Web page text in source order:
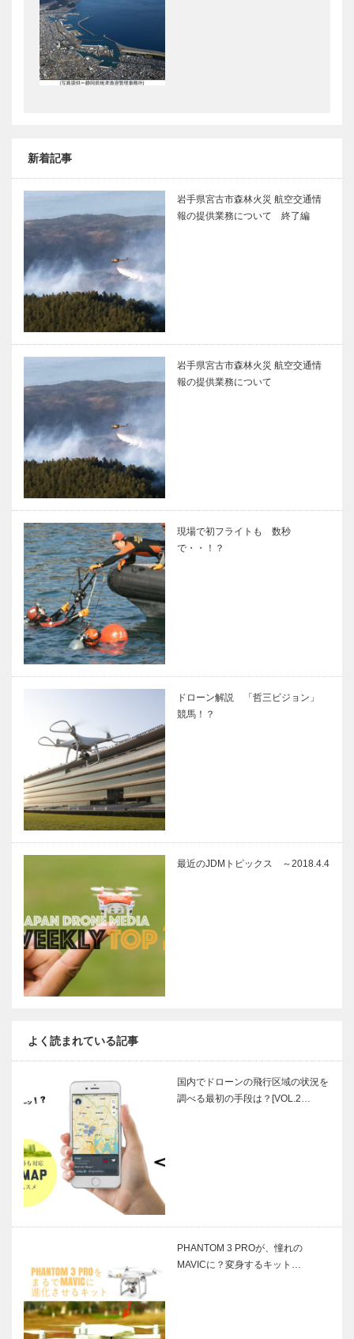
新着記事
岩手県宮古市森林火災 航空交通情
報の提供業務について 終了編
岩手県宮古市森林火災 航空交通情
報の提供業務について
現場で初フライトも 数秒
で・・！？
ドローン解説 「哲三ビジョン」
競馬！？
最近のJDMトピックス ～2018.4.4
よく読まれている記事
国内でドローンの飛行区域の状況を
調べる最初の手段は？[VOL.2…
PHANTOM 3 PROが、憧れの
MAVICに？変身するキット…